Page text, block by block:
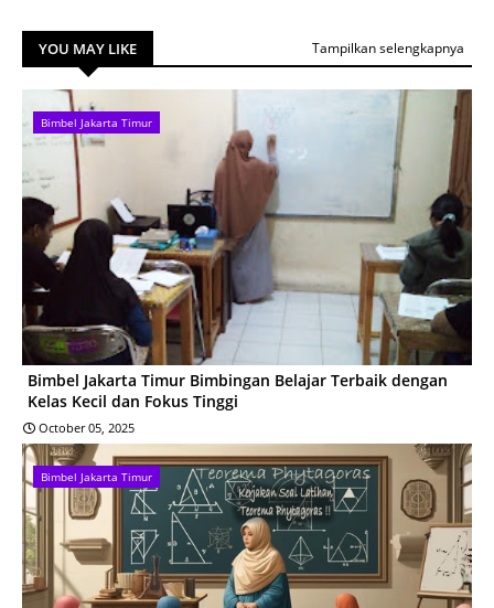
YOU MAY LIKE Tampilkan selengkapnya
Bimbel Jakarta Timur
Bimbel Jakarta Timur Bimbingan Belajar Terbaik dengan
Kelas Kecil dan Fokus Tinggi
October 05, 2025
Bimbel Jakarta Timur